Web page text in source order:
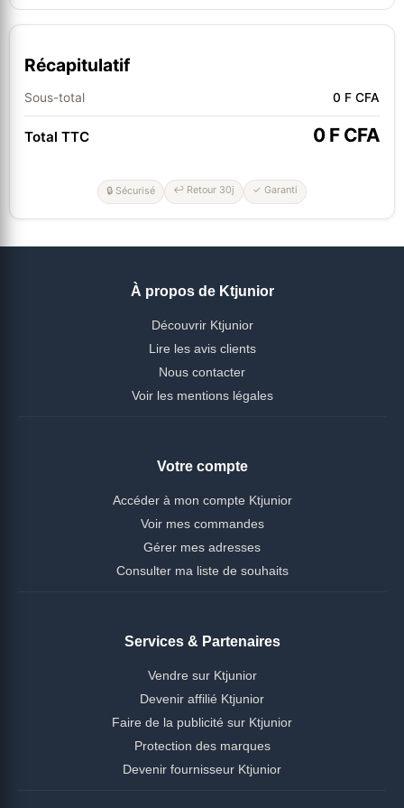
Récapitulatif
Sous-total 0 F CFA
Total TTC 0 F CFA
🔒 Sécurisé ↩ Retour 30j ✓ Garanti
À propos de Ktjunior
Découvrir Ktjunior
Lire les avis clients
Nous contacter
Voir les mentions légales
Votre compte
Accéder à mon compte Ktjunior
Voir mes commandes
Gérer mes adresses
Consulter ma liste de souhaits
Services & Partenaires
Vendre sur Ktjunior
Devenir affilié Ktjunior
Faire de la publicité sur Ktjunior
Protection des marques
Devenir fournisseur Ktjunior